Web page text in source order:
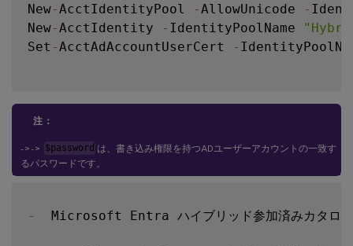
New-AcctIdentityPool -AllowUnicode -
New-AcctIdentity - IdentityPoolName
Set -AcctAdAccountUserCert -
注：
- > - > $password は、書き込み権限を持つADユーザーアカウントの一致す
るパスワードです。
-
Microsoft Entra ハイブリッド参加済みカタログ